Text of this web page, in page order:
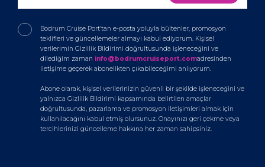
Bodrum Cruise Port’tan e-posta yoluyla bültenler, promosyon
teklifleri ve güncellemeler almayı kabul ediyorum. Kişisel
verilerimin Gizlilik Bildirimi doğrultusunda işleneceğini ve
dilediğim zaman info@bodrumcruiseport.comadresinden
iletişime geçerek abonelikten çıkabileceğimi anlıyorum.
Abone olarak, kişisel verilerinizin güvenli bir şekilde işleneceğini ve
yalnızca Gizlilik Bildirimi kapsamında belirtilen amaçlar
doğrultusunda, pazarlama ve promosyon iletişimleri almak için
kullanılacağını kabul etmiş olursunuz. Onayınızı geri çekme veya
tercihlerinizi güncelleme hakkına her zaman sahipsiniz.